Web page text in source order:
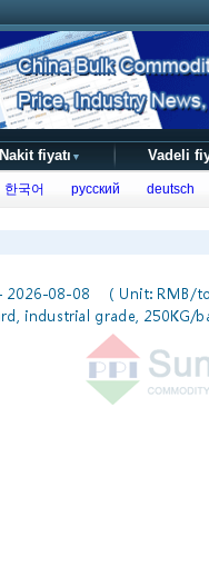
Nakit fiyatı ▼ Vadeli
한국어 русский deutsch